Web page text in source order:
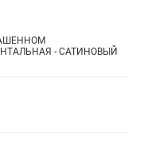
- САТИНОВЫЙ